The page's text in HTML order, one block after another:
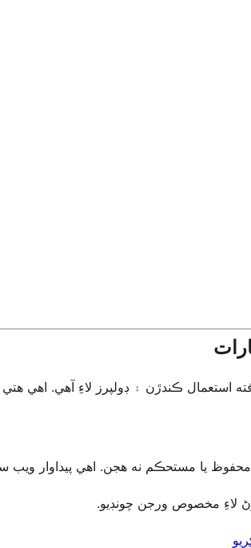
ڪندڙن ۽ ڊولپرز لاءِ آهي. اهي هتي
يا مستحڪم نه هجن. اهي پيداوار ويب
لاءِ مخصوص ورجن چونڊيو.